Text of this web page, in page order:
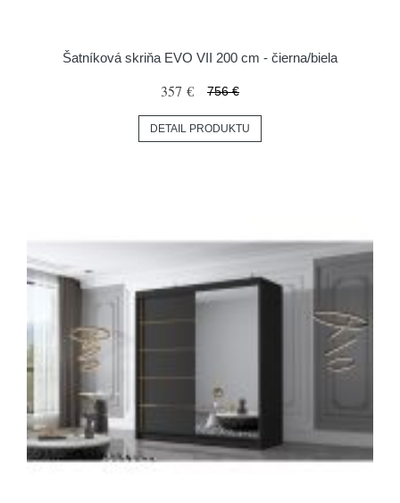
Šatníková skriňa EVO VII 200 cm - čierna/biela
357 € 756 €
DETAIL PRODUKTU